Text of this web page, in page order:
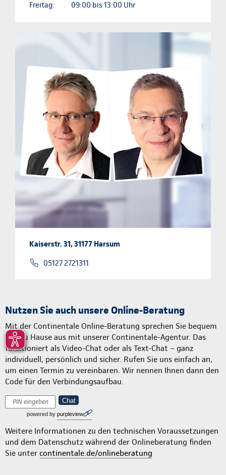
Freitag:
09:00 bis 13:00 Uhr
Kaiserstr. 31, 31177 Harsum
05127 2721311
Nutzen Sie auch unsere Online-Beratung
Mit der Continentale Online-Beratung sprechen Sie bequem
von zu Hause aus mit unserer Continentale-Agentur. Das
funktioniert als Video-Chat oder als Text-Chat – ganz
individuell, persönlich und sicher. Rufen Sie uns einfach an,
um einen Termin zu vereinbaren. Wir nennen Ihnen dann den
Code für den Verbindungsaufbau.
Chat
powered by purpleview
Weitere Informationen zu den technischen Voraussetzungen
und dem Datenschutz während der Onlineberatung finden
Sie unter continentale.de/onlineberatung